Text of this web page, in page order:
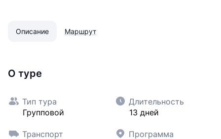
Описание Маршрут
О туре
Тип тура
Групповой
Длительность
13 дней
Транспорт
Программа